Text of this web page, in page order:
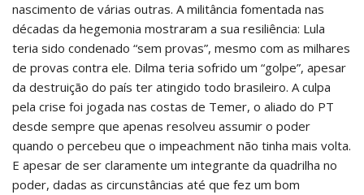
nascimento de várias outras. A militância fomentada nas
décadas da hegemonia mostraram a sua resiliência: Lula
teria sido condenado “sem provas”, mesmo com as milhares
de provas contra ele. Dilma teria sofrido um “golpe”, apesar
da destruição do país ter atingido todo brasileiro. A culpa
pela crise foi jogada nas costas de Temer, o aliado do PT
desde sempre que apenas resolveu assumir o poder
quando o percebeu que o impeachment não tinha mais volta.
E apesar de ser claramente um integrante da quadrilha no
poder, dadas as circunstâncias até que fez um bom